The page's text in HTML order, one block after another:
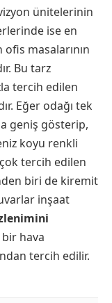
ünitelerinin
ise en
masalarının
Bu tarz
tercih edilen
Eğer odağı tek
geniş gösterip,
koyu renkli
tercih edilen
biri de kiremit
inşaat
hava
tercih edilir.